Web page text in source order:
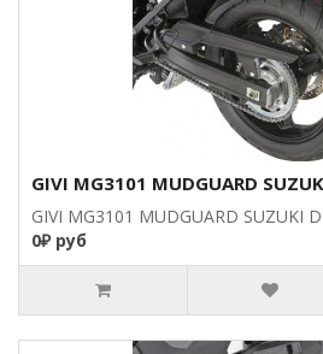
GIVI MG3101 MUDGUARD
GIVI MG3101 MUDGUARD SUZUKI
0₽ руб